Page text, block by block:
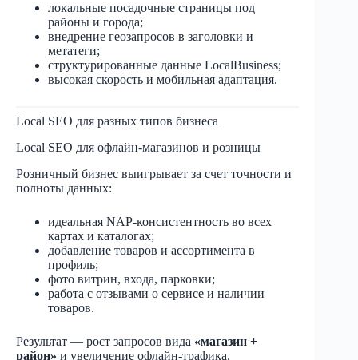
локальные посадочные страницы под
районы и города;
внедрение геозапросов в заголовки и
метатеги;
структурированные данные LocalBusiness;
высокая скорость и мобильная адаптация.
Local SEO для разных типов бизнеса
Local SEO для офлайн-магазинов и розницы
Розничный бизнес выигрывает за счет точности и
полноты данных:
идеальная NAP-консистентность во всех
картах и каталогах;
добавление товаров и ассортимента в
профиль;
фото витрин, входа, парковки;
работа с отзывами о сервисе и наличии
товаров.
Результат — рост запросов вида «магазин +
район» и увеличение офлайн-трафика.